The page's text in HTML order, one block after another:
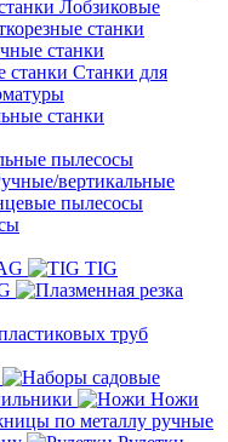
Лобзиковые
станки
станки
станки Станки для
станки
пылесосы
вертикальные
пылесосы
TIG
труб
Ножи
по металлу ручные